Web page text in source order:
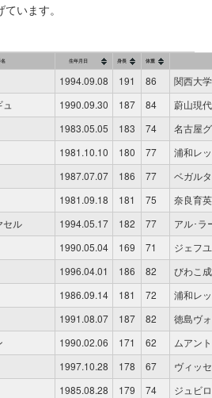
います。
生年月日 身長 体重
1994.09.08 191 86
関西大学
1990.09.30 187 84
蔚山現
1983.05.05 183 74
名古屋
1981.10.10 180 77
浦和レ
1987.07.07 186 77
ベガル
1981.09.18 181 75
奈良育
セル 1994.05.17 182 77
アル･ラ
1990.05.04 169 71
ジェフ
1996.04.01 186 82
びわこ
1986.09.14 181 72
浦和レ
1991.08.07 187 82
徳島ヴ
1990.02.06 171 62
ムアン
1997.10.28 178 67
ヴィッ
1985.08.28 179 74
ジュビ